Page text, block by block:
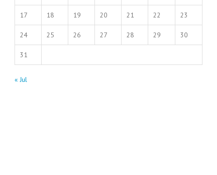
17 18 19 20 21 22 23
24 25 26 27 28 29 30
31
« Jul